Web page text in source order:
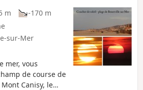
m
-170 m
sur-Mer
mer, vous
de course de
Canisy, le